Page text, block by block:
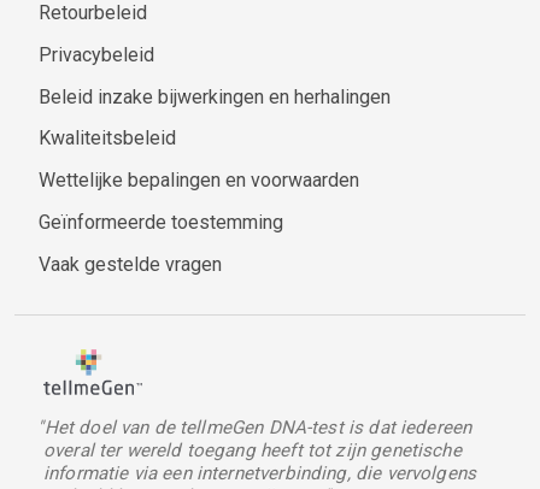
Retourbeleid
Privacybeleid
Beleid inzake bijwerkingen en herhalingen
Kwaliteitsbeleid
Wettelijke bepalingen en voorwaarden
Geïnformeerde toestemming
Vaak gestelde vragen
"Het doel van de tellmeGen DNA-test is dat iedereen
overal ter wereld toegang heeft tot zijn genetische
informatie via een internetverbinding, die vervolgens